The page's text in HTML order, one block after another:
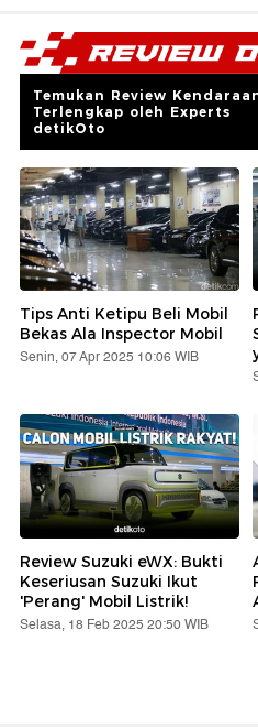
Temukan Review
Terlengkap oleh Experts
detikOto
Tips Anti Ketipu Beli Mobil
Bekas Ala Inspector Mobil
Senin, 07 Apr 2025 10:06 WIB
Review Suzuki eWX: Bukti
Keseriusan Suzuki Ikut
'Perang' Mobil Listrik!
Selasa, 18 Feb 2025 20:50 WIB